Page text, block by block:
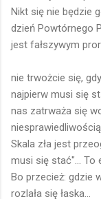
Nikt się nie będzie
dzień Powtórnego
jest fałszywym
nie trwożcie się,
najpierw musi się
nas zatrważa się
Skala zła jest
musi się stać"... To
Bo przecież: gdzie
rozlała się łaska...